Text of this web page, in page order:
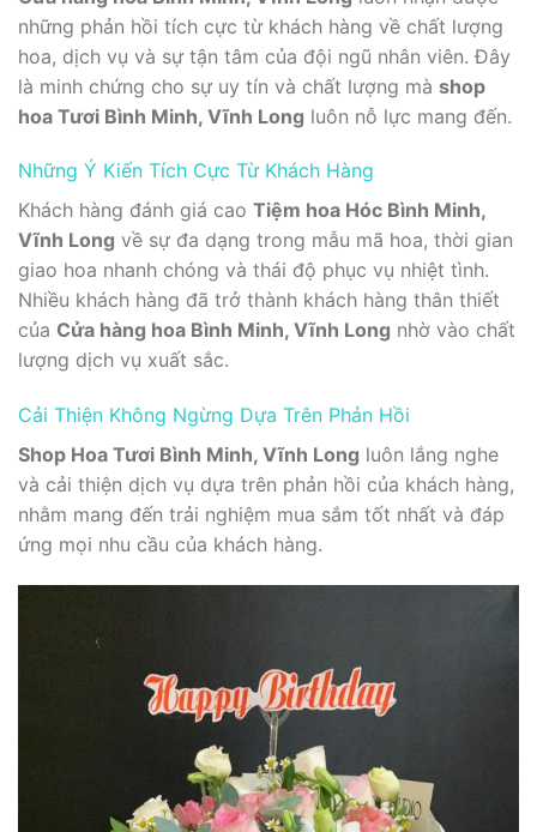
những phản hồi tích cực từ khách hàng về chất lượng
hoa, dịch vụ và sự tận tâm của đội ngũ nhân viên. Đây
là minh chứng cho sự uy tín và chất lượng mà shop
hoa Tươi Bình Minh, Vĩnh Long luôn nỗ lực mang đến.
Những Ý Kiến Tích Cực Từ Khách Hàng
Khách hàng đánh giá cao Tiệm hoa Hóc Bình Minh,
Vĩnh Long về sự đa dạng trong mẫu mã hoa, thời gian
giao hoa nhanh chóng và thái độ phục vụ nhiệt tình.
Nhiều khách hàng đã trở thành khách hàng thân thiết
của Cửa hàng hoa Bình Minh, Vĩnh Long nhờ vào chất
lượng dịch vụ xuất sắc.
Cải Thiện Không Ngừng Dựa Trên Phản Hồi
Shop Hoa Tươi Bình Minh, Vĩnh Long luôn lắng nghe
và cải thiện dịch vụ dựa trên phản hồi của khách hàng,
nhằm mang đến trải nghiệm mua sắm tốt nhất và đáp
ứng mọi nhu cầu của khách hàng.